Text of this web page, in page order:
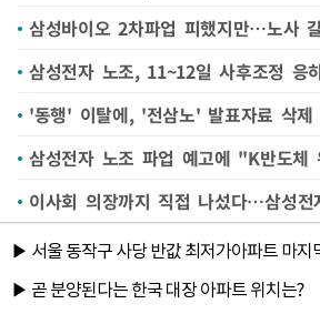
삼성바이오 2차파업 피했지만…노사